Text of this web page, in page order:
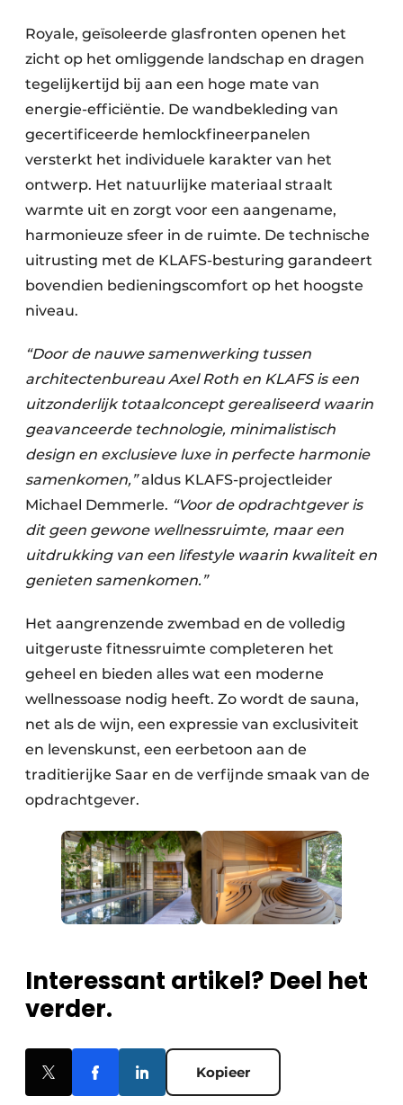
Royale, geïsoleerde glasfronten openen het
zicht op het omliggende landschap en dragen
tegelijkertijd bij aan een hoge mate van
energie-efficiëntie. De wandbekleding van
gecertificeerde hemlockfineerpanelen
versterkt het individuele karakter van het
ontwerp. Het natuurlijke materiaal straalt
warmte uit en zorgt voor een aangename,
harmonieuze sfeer in de ruimte. De technische
uitrusting met de KLAFS-besturing garandeert
bovendien bedieningscomfort op het hoogste
niveau.
“Door de nauwe samenwerking tussen
architectenbureau Axel Roth en KLAFS is een
uitzonderlijk totaalconcept gerealiseerd waarin
geavanceerde technologie, minimalistisch
design en exclusieve luxe in perfecte harmonie
samenkomen,”aldus KLAFS-projectleider
Michael Demmerle. “Voor de opdrachtgever is
dit geen gewone wellnessruimte, maar een
uitdrukking van een lifestyle waarin kwaliteit en
genieten samenkomen.”
Het aangrenzende zwembad en de volledig
uitgeruste fitnessruimte completeren het
geheel en bieden alles wat een moderne
wellnessoase nodig heeft. Zo wordt de sauna,
net als de wijn, een expressie van exclusiviteit
en levenskunst, een eerbetoon aan de
traditierijke Saar en de verfijnde smaak van de
opdrachtgever.
Interessant artikel? Deel het
verder.
Kopieer